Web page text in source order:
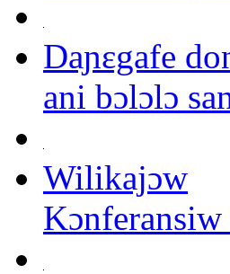
Daɲɛgafe
ani bɔlɔlɔ
Wilikajɔw